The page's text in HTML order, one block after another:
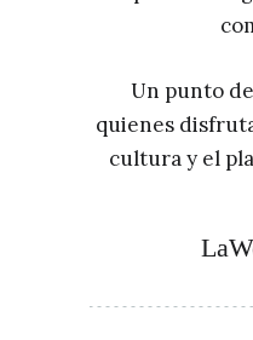
Un punto
quienes
cultura y el